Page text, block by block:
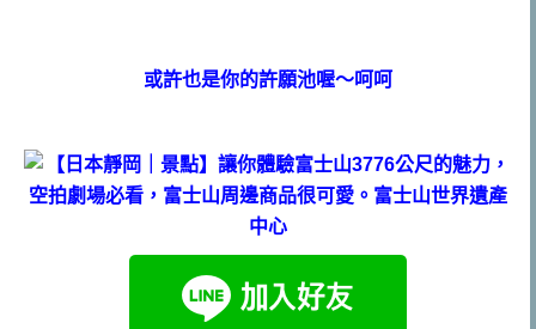
或許也是你的許願池喔～呵呵